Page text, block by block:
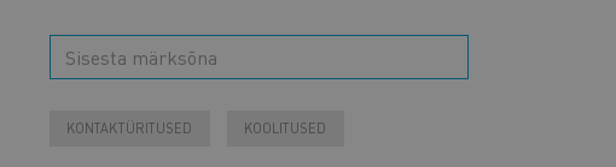
KONTAKTÜRITUSED KOOLITUSED